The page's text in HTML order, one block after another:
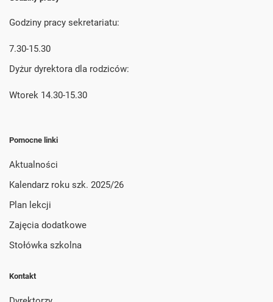
Godziny pracy sekretariatu:
7.30-15.30
Dyżur dyrektora dla rodziców:
Wtorek 14.30-15.30
Pomocne linki
Aktualności
Kalendarz roku szk. 2025/26
Plan lekcji
Zajęcia dodatkowe
Stołówka szkolna
Kontakt